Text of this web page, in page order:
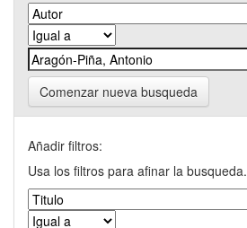
Comenzar nueva busqueda
Añadir filtros:
Usa los filtros para afinar la busqueda.